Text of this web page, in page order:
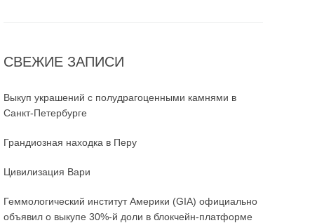
СВЕЖИЕ ЗАПИСИ
Выкуп украшений с полудрагоценными камнями в
Санкт-Петербурге
Грандиозная находка в Перу
Цивилизация Вари
Геммологический институт Америки (GIA) официально
объявил о выкупе 30%-й доли в блокчейн-платформе